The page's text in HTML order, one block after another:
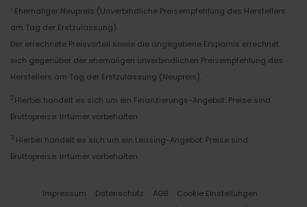
1 Ehemaliger Neupreis (Unverbindliche Preisempfehlung des Herstellers
am Tag der Erstzulassung).
Der errechnete Preisvorteil sowie die angegebene Ersparnis errechnet
sich gegenüber der ehemaligen unverbindlichen Preisempfehlung des
Herstellers am Tag der Erstzulassung (Neupreis).
2 Hierbei handelt es sich um ein Finanzierungs-Angebot. Preise sind
Bruttopreise. Irrtümer vorbehalten.
3 Hierbei handelt es sich um ein Leasing-Angebot. Preise sind
Bruttopreise. Irrtümer vorbehalten.
Impressum Datenschutz AGB
Cookie Einstellungen